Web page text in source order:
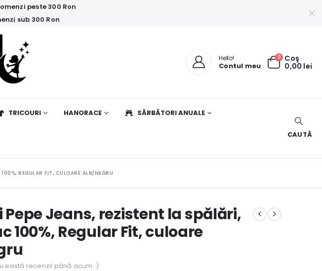
peste 300 Ron
sub 300 Ron
Hello!
Contul meu
0 Coş
0,00 lei
TRICOURI HANORACE SĂRBĂTORI ANUALE
CAUTĂ
REGULAR FIT, CULOARE ALB/NEGRU
Pepe Jeans, rezistent la spălări,
100%, Regular Fit, culoare
există recenzii până acum. )